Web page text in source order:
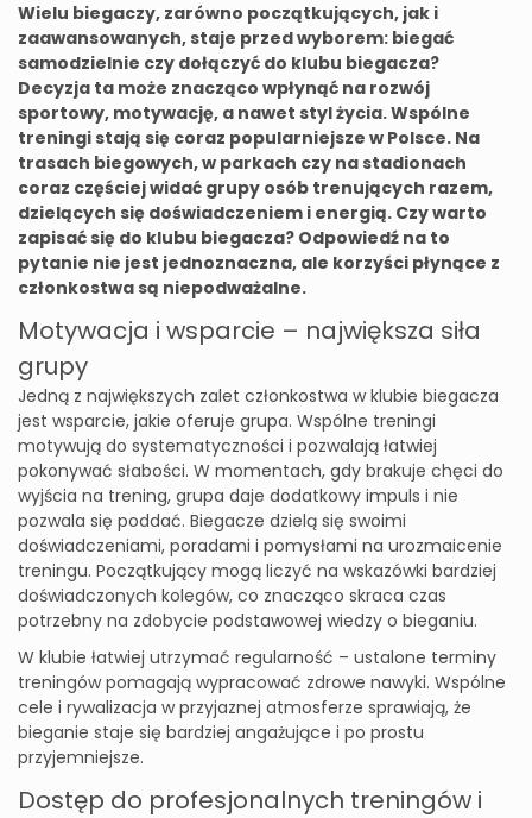
Wielu biegaczy, zarówno początkujących, jak i
zaawansowanych, staje przed wyborem: biegać
samodzielnie czy dołączyć do klubu biegacza?
Decyzja ta może znacząco wpłynąć na rozwój
sportowy, motywację, a nawet styl życia. Wspólne
treningi stają się coraz popularniejsze w Polsce. Na
trasach biegowych, w parkach czy na stadionach
coraz częściej widać grupy osób trenujących razem,
dzielących się doświadczeniem i energią. Czy warto
zapisać się do klubu biegacza? Odpowiedź na to
pytanie nie jest jednoznaczna, ale korzyści płynące z
członkostwa są niepodważalne.
Motywacja i wsparcie – największa siła
grupy
Jedną z największych zalet członkostwa w klubie biegacza
jest wsparcie, jakie oferuje grupa. Wspólne treningi
motywują do systematyczności i pozwalają łatwiej
pokonywać słabości. W momentach, gdy brakuje chęci do
wyjścia na trening, grupa daje dodatkowy impuls i nie
pozwala się poddać. Biegacze dzielą się swoimi
doświadczeniami, poradami i pomysłami na urozmaicenie
treningu. Początkujący mogą liczyć na wskazówki bardziej
doświadczonych kolegów, co znacząco skraca czas
potrzebny na zdobycie podstawowej wiedzy o bieganiu.
W klubie łatwiej utrzymać regularność – ustalone terminy
treningów pomagają wypracować zdrowe nawyki. Wspólne
cele i rywalizacja w przyjaznej atmosferze sprawiają, że
bieganie staje się bardziej angażujące i po prostu
przyjemniejsze.
Dostęp do profesjonalnych treningów i